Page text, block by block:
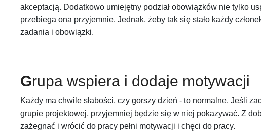
akceptacją. Dodatkowo umiejętny podział obowiązków nie tylko
przebiega ona przyjemnie. Jednak, żeby tak się stało każdy
zadania i obowiązki.
Grupa wspiera i dodaje motywacji
Każdy ma chwile słabości, czy gorszy dzień - to normalne. Jeśli
grupie projektowej, przyjemniej będzie się w niej pokazywać. Z
zażegnać i wrócić do pracy pełni motywacji i chęci do pracy.